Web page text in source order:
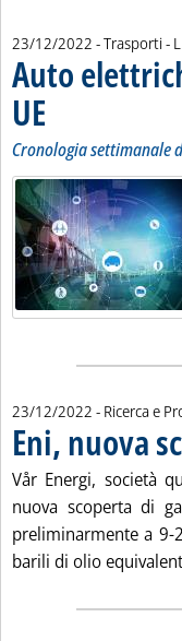
23/12/2022 - Trasporti -
Auto
UE . Sottotitolo: Cronologia
Cronologia settimanale
23/12/2022 - Ricerca e
Eni, nuova
Vår Energi, società
nuova scoperta di
preliminarmente a
barili di olio